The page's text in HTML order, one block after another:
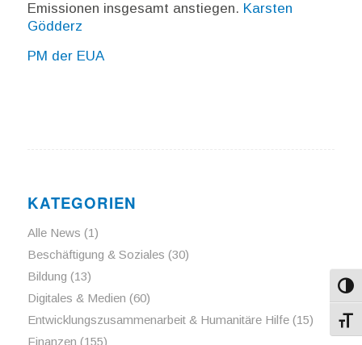
Emissionen insgesamt anstiegen. Karsten
Gödderz
PM der EUA
KATEGORIEN
Alle News (1)
Beschäftigung & Soziales (30)
Bildung (13)
Digitales & Medien (60)
Entwicklungszusammenarbeit & Humanitäre Hilfe(15)
Finanzen (155)